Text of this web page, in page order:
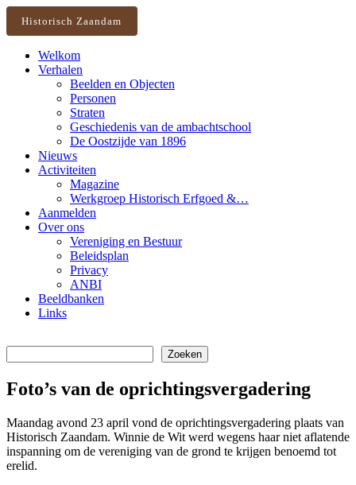
Historisch Zaandam
Welkom
Verhalen
Beelden en Objecten
Personen
Straten
Geschiedenis van de ambachtschool
De Oostzijde van 1896
Nieuws
Activiteiten
Magazine
Werkgroep Historisch Erfgoed &…
Aanmelden
Over ons
Vereniging en Bestuur
Beleidsplan
Privacy
ANBI
Beeldbanken
Links
Zoeken
Foto’s van de oprichtingsvergadering
Maandag avond 23 april vond de oprichtingsvergadering plaats van
Historisch Zaandam. Winnie de Wit werd wegens haar niet aflatende
inspanning om de vereniging van de grond te krijgen benoemd tot
erelid.